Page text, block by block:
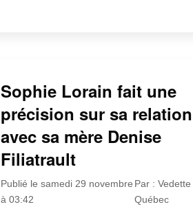
Sophie Lorain fait une
précision sur sa relation
avec sa mère Denise
Filiatrault
Publié le samedi 29 novembre
à 03:42
Par : Vedette
Québec